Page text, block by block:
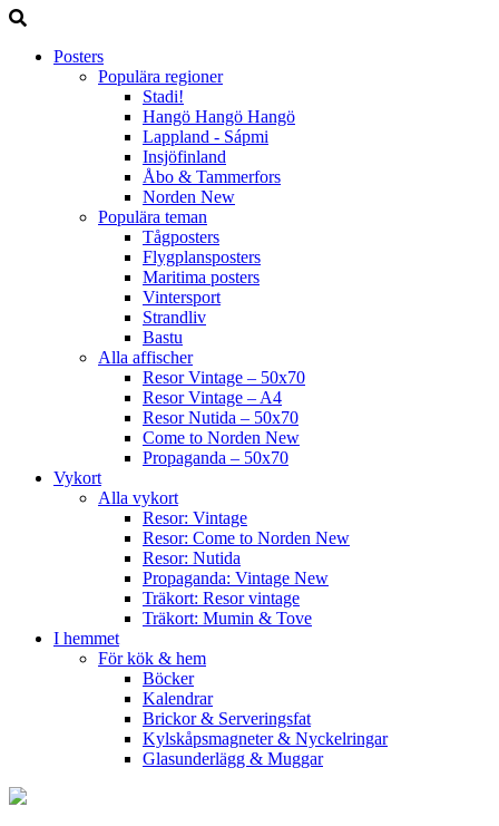
Posters
Populära regioner
Stadi!
Hangö Hangö Hangö
Lappland - Sápmi
Insjöfinland
Åbo & Tammerfors
Norden New
Populära teman
Tågposters
Flygplansposters
Maritima posters
Vintersport
Strandliv
Bastu
Alla affischer
Resor Vintage – 50x70
Resor Vintage – A4
Resor Nutida – 50x70
Come to Norden New
Propaganda – 50x70
Vykort
Alla vykort
Resor: Vintage
Resor: Come to Norden New
Resor: Nutida
Propaganda: Vintage New
Träkort: Resor vintage
Träkort: Mumin & Tove
I hemmet
För kök & hem
Böcker
Kalendrar
Brickor & Serveringsfat
Kylskåpsmagneter & Nyckelringar
Glasunderlägg & Muggar